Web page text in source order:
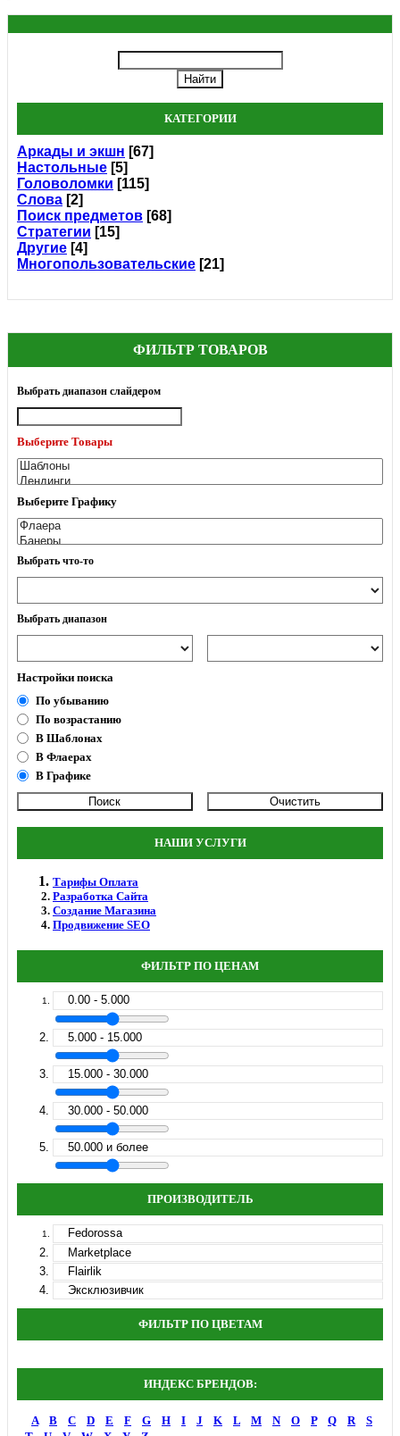
КАТЕГОРИИ
Аркады и экшн [67]
Настольные [5]
Головоломки [115]
Слова [2]
Поиск предметов [68]
Стратегии [15]
Другие [4]
Многопользовательские [21]
ФИЛЬТР ТОВАРОВ
Выбрать диапазон слайдером
Выберите Товары
Выберите Графику
Выбрать что-то
Выбрать диапазон
Настройки поиска
По убыванию
По возрастанию
В Шаблонах
В Флаерах
В Графике
НАШИ УСЛУГИ
Тарифы Оплата
Разработка Сайта
Создание Магазина
Продвижение SEO
ФИЛЬТР ПО ЦЕНАМ
0.00 - 5.000
5.000 - 15.000
15.000 - 30.000
30.000 - 50.000
50.000 и более
ПРОИЗВОДИТЕЛЬ
Fedorossa
Marketplace
Flairlik
Эксклюзивчик
ФИЛЬТР ПО ЦВЕТАМ
ИНДЕКС БРЕНДОВ:
A B C D E F G H I J K L M N O P Q R
S